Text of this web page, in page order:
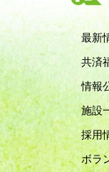
最新
共済
情報
施設
採用
ボラ